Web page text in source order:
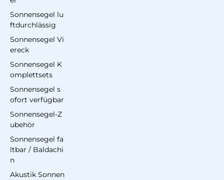
Sonnensegel lu
ftdurchlässig
Sonnensegel Vi
ereck
Sonnensegel K
omplettsets
Sonnensegel s
ofort verfügbar
Sonnensegel-Z
ubehör
Sonnensegel fa
ltbar / Baldachi
n
Akustik Sonnen